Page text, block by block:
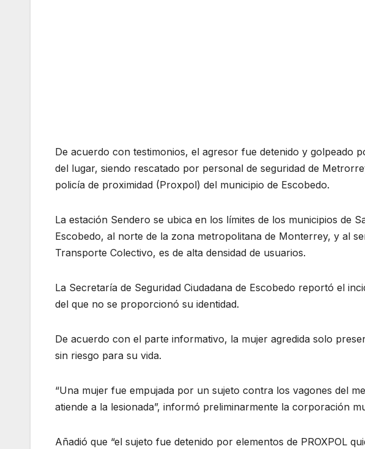
De acuerdo con testimonios, el agresor fue detenido y golpeado
del lugar, siendo rescatado por personal de seguridad de
policía de proximidad (Proxpol) del municipio de Escobedo.
La estación Sendero se ubica en los límites de los municipios de
Escobedo, al norte de la zona metropolitana de Monterrey, y al
Transporte Colectivo, es de alta densidad de usuarios.
La Secretaría de Seguridad Ciudadana de Escobedo reportó el
del que no se proporcionó su identidad.
De acuerdo con el parte informativo, la mujer agredida solo
sin riesgo para su vida.
“Una mujer fue empujada por un sujeto contra los vagones del
atiende a la lesionada”, informó preliminarmente la corporación
Añadió que “el sujeto fue detenido por elementos de PROXPOL